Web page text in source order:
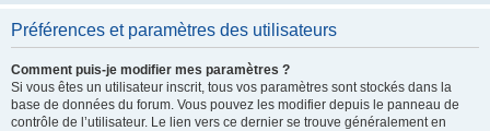
Préférences et paramètres des utilisateurs
Comment puis-je modifier mes paramètres ?
Si vous êtes un utilisateur inscrit, tous vos paramètres sont stockés dans la
base de données du forum. Vous pouvez les modifier depuis le panneau de
contrôle de l’utilisateur. Le lien vers ce dernier se trouve généralement en